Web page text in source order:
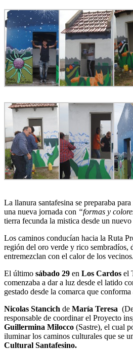
La llanura santafesina se preparaba
una nueva jornada con “formas y
tierra fecunda la mistica desde un nuevo
Los caminos conducían hacia la Ruta
región del oro verde y rico sembradíos,
entremezclan con el calor de los vecinos.
El último sábado 29 en Los Cardos el
comenzaba a dar a luz desde el latido
gestado desde la comarca que conforma
Nicolas Stancich de María Teresa
responsable de coordinar el Proyecto
Guillermina Milocco (Sastre), el cual
iluminar los caminos culturales que se
Cultural Santafesino.